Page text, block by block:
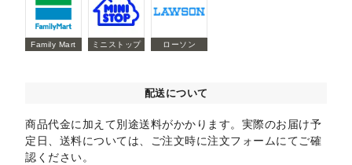
Family Mart ミニストップ ローソン
配送について
商品代金に加えて別途送料がかかります。実際のお届け予
定日、送料については、ご注文時に注文フォームにてご確
認ください。